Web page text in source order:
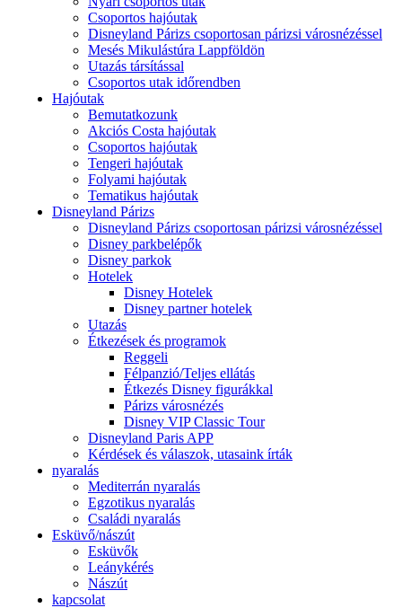
Csoportos hajóutak
Disneyland Párizs csoportosan párizsi városnézéssel
Mesés Mikulástúra Lappföldön
Utazás társítással
Csoportos utak időrendben
Hajóutak
Bemutatkozunk
Akciós Costa hajóutak
Csoportos hajóutak
Tengeri hajóutak
Folyami hajóutak
Tematikus hajóutak
Disneyland Párizs
Disneyland Párizs csoportosan párizsi városnézéssel
Disney parkbelépők
Disney parkok
Hotelek
Disney Hotelek
Disney partner hotelek
Utazás
Étkezések és programok
Reggeli
Félpanzió/Teljes ellátás
Étkezés Disney figurákkal
Párizs városnézés
Disney VIP Classic Tour
Disneyland Paris APP
Kérdések és válaszok, utasaink írták
nyaralás
Mediterrán nyaralás
Egzotikus nyaralás
Családi nyaralás
Esküvő/nászút
Esküvők
Leánykérés
Nászút
kapcsolat